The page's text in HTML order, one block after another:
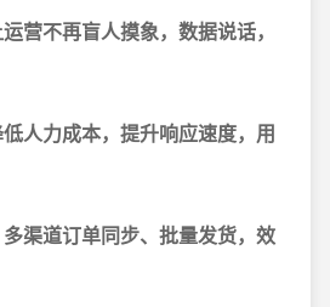
营不再盲人摸象，数据说话，
人力成本，提升响应速度，用
渠道订单同步、批量发货，效